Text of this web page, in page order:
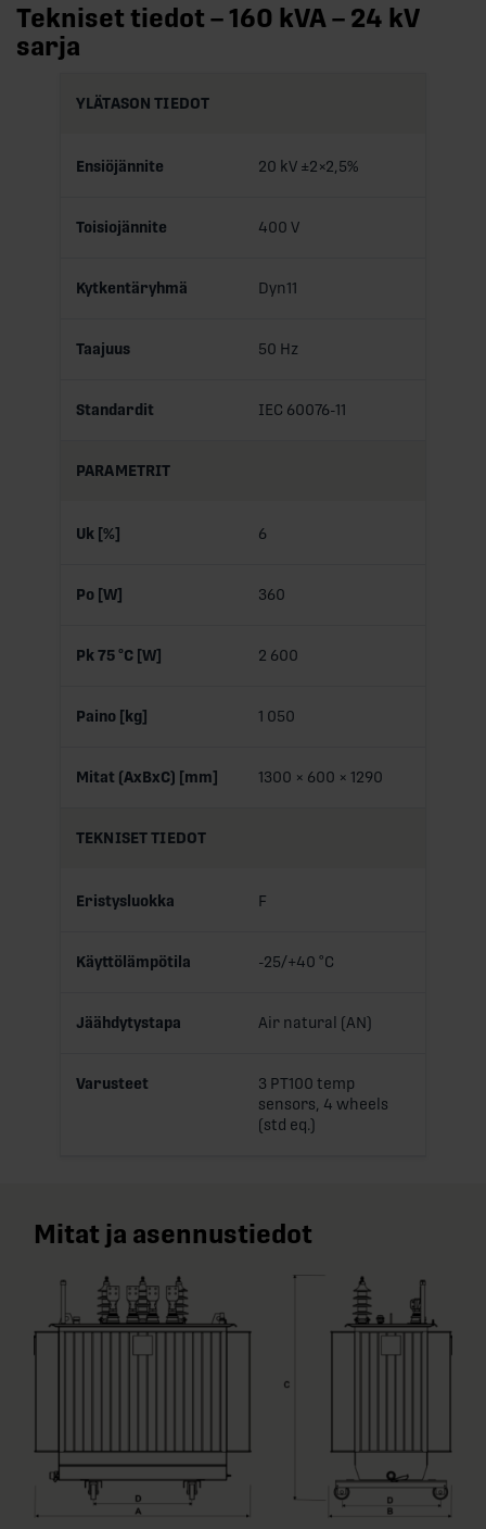
Tekniset tiedot – 160 kVA – 24 kV
sarja
YLÄTASON TIEDOT
Ensiöjännite 20 kV ±2×2,5%
Toisiojännite 400 V
Kytkentäryhmä Dyn11
Taajuus 50 Hz
Standardit IEC 60076-11
PARAMETRIT
Uk [%] 6
Po [W] 360
Pk 75 °C [W] 2 600
Paino [kg] 1 050
Mitat (AxBxC) [mm] 1300 × 600 × 1290
TEKNISET TIEDOT
Eristysluokka F
Käyttölämpötila -25/+40 °C
Jäähdytystapa Air natural (AN)
Varusteet
3 PT100 temp
sensors, 4 wheels
(std eq.)
Mitat ja asennustiedot